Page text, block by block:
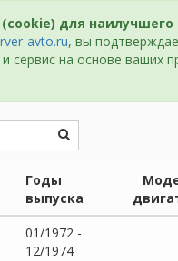
для
avto.ru, вы
сервис на основе ваших
Годы
выпуска
01/1972 -
12/1974